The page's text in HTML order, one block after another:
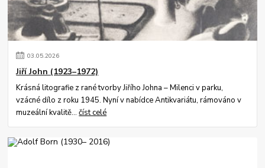
03.05.2026
Jiří John (1923–1972)
Krásná litografie z rané tvorby Jiřího Johna – Milenci v parku,
vzácné dílo z roku 1945. Nyní v nabídce Antikvariátu, rámováno v
muzeální kvalitě...číst celé